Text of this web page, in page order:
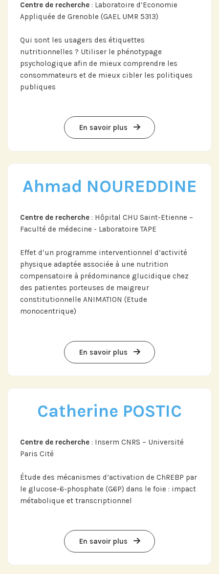
Centre de recherche : Laboratoire d’Economie
Appliquée de Grenoble (GAEL UMR 5313)
Qui sont les usagers des étiquettes
nutritionnelles ? Utiliser le phénotypage
psychologique afin de mieux comprendre les
consommateurs et de mieux cibler les politiques
publiques
En savoir plus
Ahmad NOUREDDINE
Centre de recherche : Hôpital CHU Saint-Etienne –
Faculté de médecine - Laboratoire TAPE
Effet d’un programme interventionnel d’activité
physique adaptée associée à une nutrition
compensatoire à prédominance glucidique chez
des patientes porteuses de maigreur
constitutionnelle ANIMATION (Etude
monocentrique)
En savoir plus
Catherine POSTIC
Centre de recherche : Inserm CNRS – Université
Paris Cité
Étude des mécanismes d’activation de ChREBP par
le glucose-6-phosphate (G6P) dans le foie : impact
métabolique et transcriptionnel
En savoir plus
Abonnez-vous à notre compte
LinkedIn pour suivre nos actualités,
Abonnez-vous sur LinkedIn
Si vous préférez suivre notre actu par
mail, recevez nos newsletters en
Journée annuelle